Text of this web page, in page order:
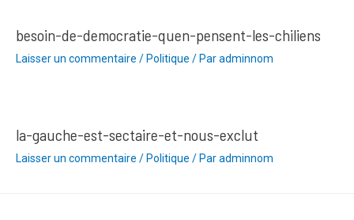
besoin-de-democratie-quen-pensent-les-chiliens
Laisser un commentaire / Politique / Paradminnom
la-gauche-est-sectaire-et-nous-exclut
Laisser un commentaire / Politique / Paradminnom